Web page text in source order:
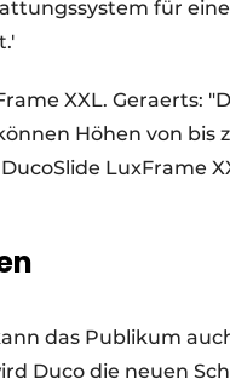
für
XXL. Geraerts:
Höhen von bis
LuxFrame
das Publikum
Duco die neuen